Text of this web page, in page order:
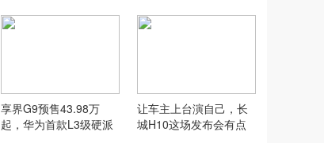
享界G9预售43.98万
起，华为首款L3级硬派
让车主上台演自己，长
城H10这场发布会有点